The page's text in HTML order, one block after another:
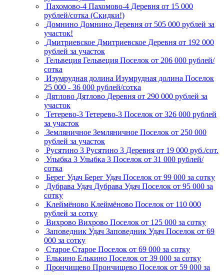
Пахомово-4 Пахомово-4 Деревня от 15 000
рублей/сотка (Скидки!)
Домнино Домнино Деревня от 505 000 рублей за
участок!
Дмитриевское Дмитриевское Деревня от 192 000
рублей за участок
Гельвеция Гельвеция Поселок от 206 000 рублей/
сотка
Изумрудная долина Изумрудная долина Поселок
25 000 - 36 000 рублей/сотка
Дятлово Дятлово Деревня от 290 000 рублей за
участок
Тетерево-3 Тетерево-3 Поселок от 326 000 рублей
за участок
Земляничное Земляничное Поселок от 250 000
рублей за участок
Русятино 3 Русятино 3 Деревня от 19 000 руб./сот.
Улыбка 3 Улыбка 3 Поселок от 31 000 рублей/
сотка
Берег Удач Берег Удач Поселок от 99 000 за сотку
Дубрава Удач Дубрава Удач Поселок от 95 000 за
сотку
Клеймёново Клеймёново Поселок от 110 000
рублей за сотку
Вихрово Вихрово Поселок от 125 000 за сотку
Заповедник Удач Заповедник Удач Поселок от 69
000 за сотку
Старое Старое Поселок от 69 000 за сотку
Елькино Елькино Поселок от 39 000 за сотку
Прончищево Прончищево Поселок от 59 000 за